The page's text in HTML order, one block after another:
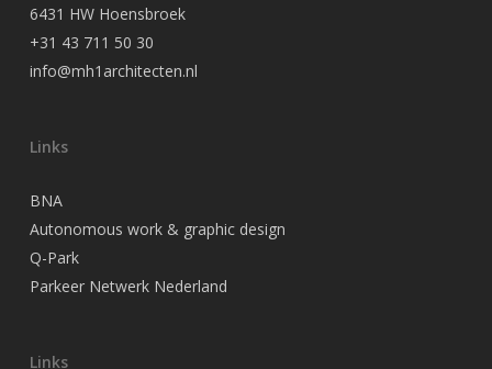
6431 HW Hoensbroek
+31 43 711 50 30
info@mh1architecten.nl
Links
BNA
Autonomous work & graphic design
Q-Park
Parkeer Netwerk Nederland
Links